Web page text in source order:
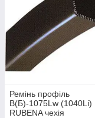
Ремінь профіль
В(Б)-1075Lw (1040Li)
RUBENA чехія